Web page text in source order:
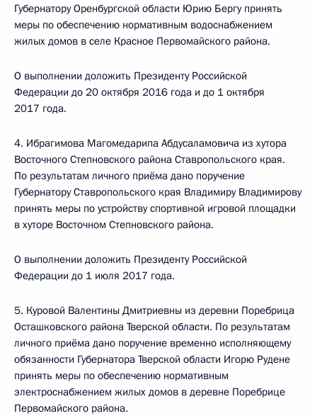
Губернатору Оренбургской области Юрию Бергу принять
меры по обеспечению нормативным водоснабжением
жилых домов в селе Красное Первомайского района.
О выполнении доложить Президенту Российской
Федерации до 20 октября 2016 года и до 1 октября
2017 года.
4. Ибрагимова Магомедарипа Абдусаламовича из хутора
Восточного Степновского района Ставропольского края.
По результатам личного приёма дано поручение
Губернатору Ставропольского края Владимиру Владимирову
принять меры по устройству спортивной игровой площадки
в хуторе Восточном Степновского района.
О выполнении доложить Президенту Российской
Федерации до 1 июля 2017 года.
5. Куровой Валентины Дмитриевны из деревни Поребрица
Осташковского района Тверской области. По результатам
личного приёма дано поручение временно исполняющему
обязанности Губернатора Тверской области Игорю Рудене
принять меры по обеспечению нормативным
электроснабжением жилых домов в деревне Поребрице
Первомайского района.